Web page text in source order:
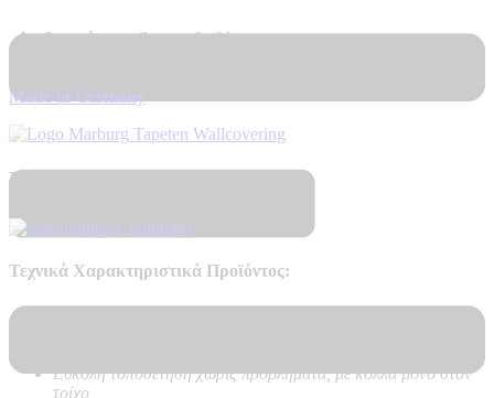
Διαθεσιμότητα Άμεσα διαθέσιμο
Made in Germany
Πιστοποιητικά Ποιότητας
Τεχνικά Χαρακτηριστικά Προϊόντος:
Εύκολη τοποθέτηση χωρίς προβλήματα, με κόλλα μόνο στον
τοίχο